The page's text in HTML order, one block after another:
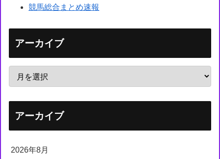
競馬総合まとめ速報
アーカイブ
アーカイブ
2026年8月